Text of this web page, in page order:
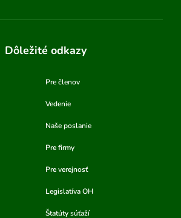
Dôležité odkazy
Pre členov
Vedenie
Naše poslanie
Pre firmy
Pre verejnosť
Legislatíva OH
Štatúty súťaží